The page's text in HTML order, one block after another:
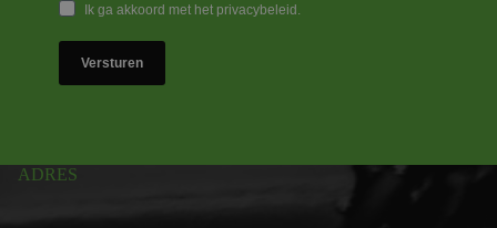
Ik ga akkoord met het privacybeleid.
Versturen
ADRES